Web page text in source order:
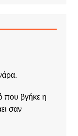
που βγήκε η
σαν